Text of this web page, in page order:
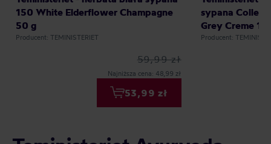
150 White Elderflower Champagne
50 g
Producent: TEMINISTERIET
59,99 zł
Najniższa cena: 48,99 zł
53,99 zł
sypana
Grey Creme
Producent: